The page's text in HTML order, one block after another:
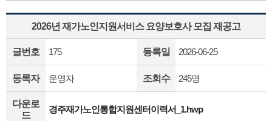
2026년 재가노인지원서비스 요양보호사 모집 재공고
글번호 175 등록일 2026-06-25
등록자 운영자 조회수 245명
다운로
드
경주재가노인통합지원센터이력서_1.hwp